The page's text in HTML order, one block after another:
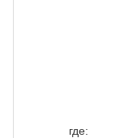
Ац
где: